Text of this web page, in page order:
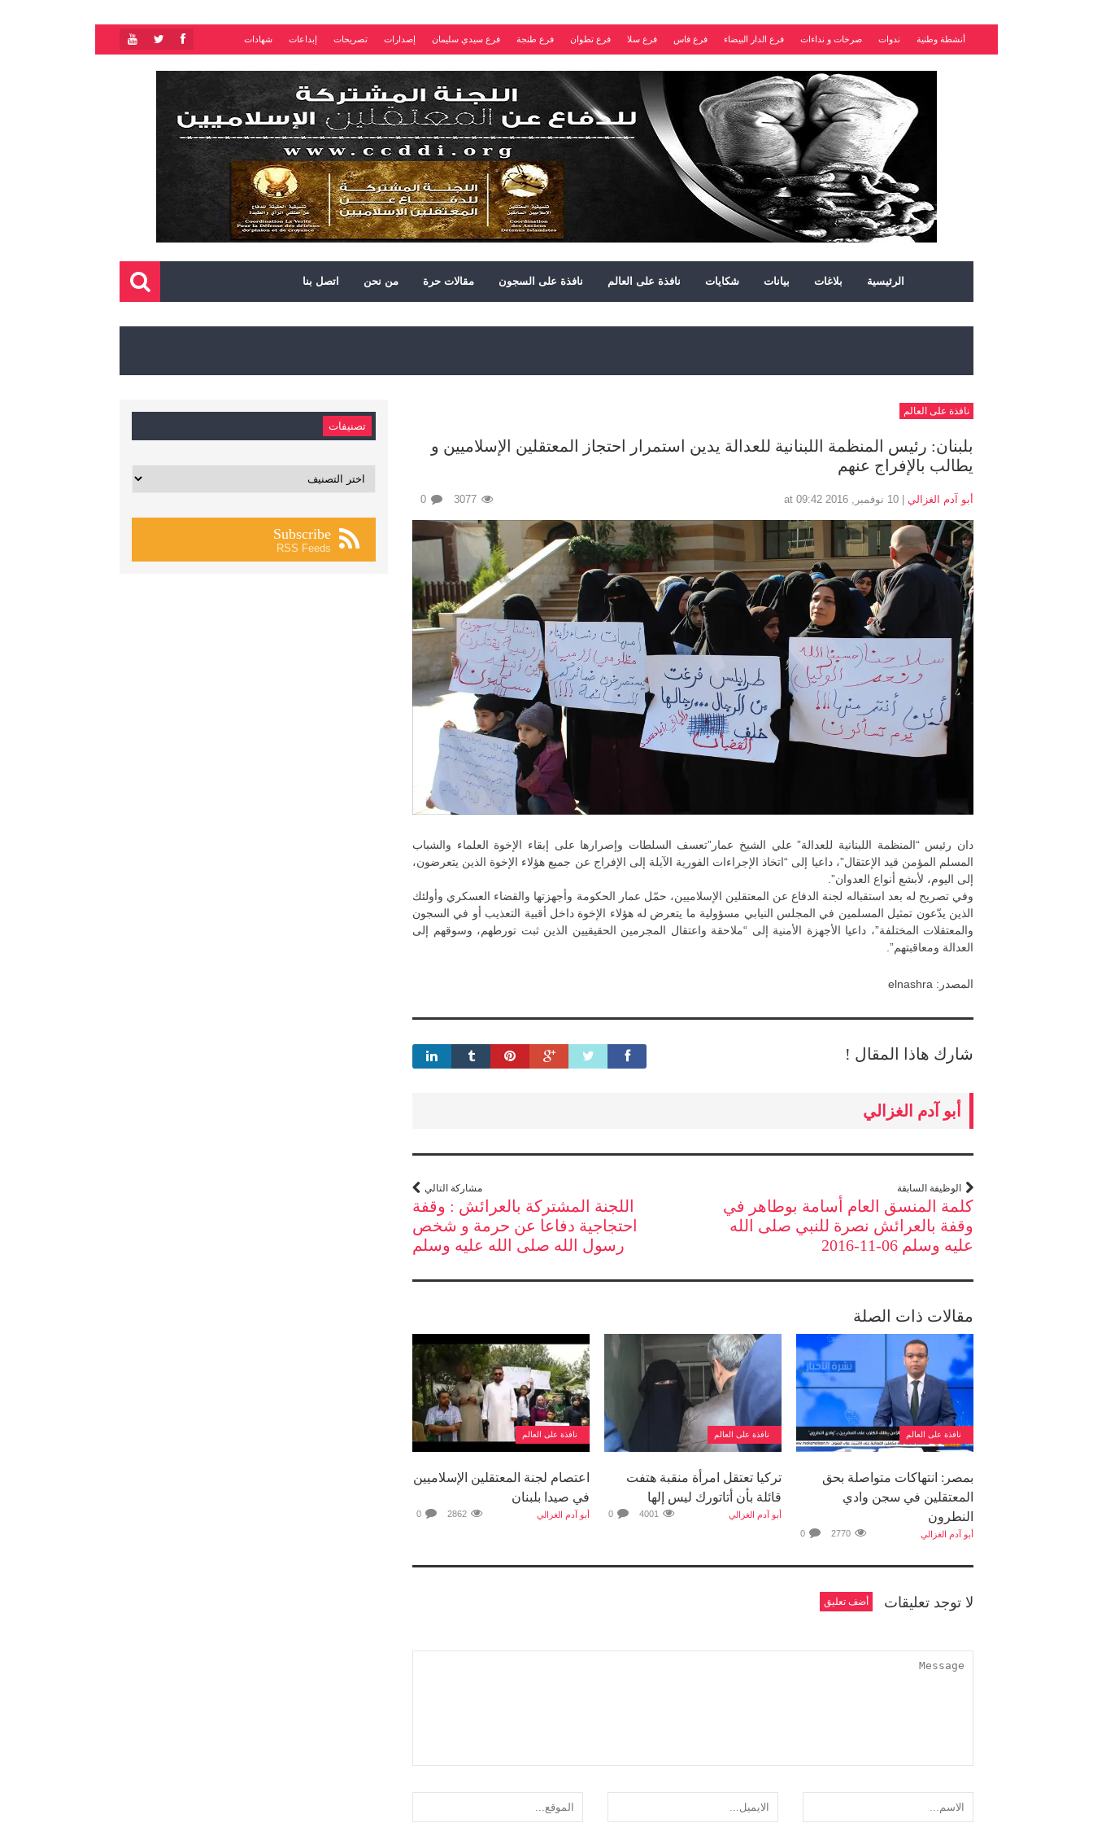
أنشطة وطنية ندوات صرخات و نداءات فرع الدار البيضاء فرع فاس فرع سلا فرع تطوان فرع طنجة فرع سيدي سليمان إصدارات تصريحات إبداعات شهادات
الرئيسية بلاغات بيانات شكايات نافذة على العالم نافذة على السجون مقالات حرة من نحن اتصل بنا
نافذة على العالم
بلبنان: رئيس المنظمة اللبنانية للعدالة يدين استمرار احتجاز المعتقلين الإسلاميين و
يطالب بالإفراج عنهم
أبو آدم الغزالي 0
دان رئيس “المنظمة اللبنانية للعدالة” علي الشيخ عمار”تعسف السلطات وإصرارها على إبقاء الإخوة العلماء والشباب
المسلم المؤمن قيد الإعتقال”، داعيا إلى “اتخاذ الإجراءات الفورية الآيلة إلى الإفراج عن جميع هؤلاء الإخوة الذين يتعرضون،
إلى اليوم، لأبشع أنواع العدوان”.
وفي تصريح له بعد استقباله لجنة الدفاع عن المعتقلين الإسلاميين، حمّل عمار الحكومة وأجهزتها والقضاء العسكري وأولئك
الذين يدّعون تمثيل المسلمين في المجلس النيابي مسؤولية ما يتعرض له هؤلاء الإخوة داخل أقبية التعذيب أو في السجون
والمعتقلات المختلفة”، داعيا الأجهزة الأمنية إلى “ملاحقة واعتقال المجرمين الحقيقيين الذين ثبت تورطهم، وسوقهم إلى
العدالة ومعاقبتهم”.
المصدر: elnashra
شارك هاذا المقال !
أبو آدم الغزالي
الوظيفة السابقة
كلمة المنسق العام أسامة بوطاهر في
وقفة بالعرائش نصرة للنبي صلى الله
عليه وسلم 06-11-2016
مشاركة التالي
اللجنة المشتركة بالعرائش : وقفة
احتجاجية دفاعا عن حرمة و شخص
رسول الله صلى الله عليه وسلم
مقالات ذات الصلة
نافذة على العالم
بمصر: انتهاكات متواصلة بحق
المعتقلين في سجن وادي
النطرون
أبو آدم الغزالي 0
نافذة على العالم
تركيا تعتقل امرأة منقبة هتفت
قائلة بأن أتاتورك ليس إلها
أبو آدم الغزالي 0
نافذة على العالم
اعتصام لجنة المعتقلين الإسلاميين
في صيدا بلبنان
أبو آدم الغزالي 0
لا توجد تعليقات أضف تعليق
تصنيفات
تصنيفات
Subscribe
RSS Feeds